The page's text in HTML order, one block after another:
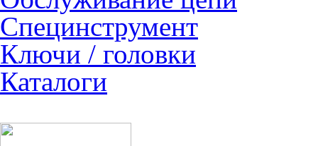
Специнструмент
Ключи / головки
Каталоги